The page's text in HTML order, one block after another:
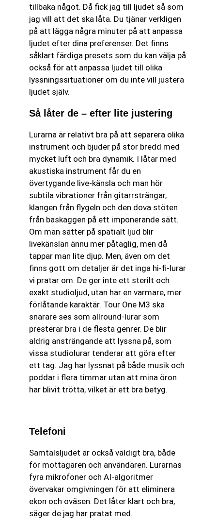
tillbaka något. Då fick jag till ljudet så som
jag vill att det ska låta. Du tjänar verkligen
på att lägga några minuter på att anpassa
ljudet efter dina preferenser. Det finns
såklart färdiga presets som du kan välja på
också för att anpassa ljudet till olika
lyssningssituationer om du inte vill justera
ljudet själv.
Så låter de – efter lite justering
Lurarna är relativt bra på att separera olika
instrument och bjuder på stor bredd med
mycket luft och bra dynamik. I låtar med
akustiska instrument får du en
övertygande live-känsla och man hör
subtila vibrationer från gitarrsträngar,
klangen från flygeln och den dova stöten
från baskaggen på ett imponerande sätt.
Om man sätter på spatialt ljud blir
livekänslan ännu mer påtaglig, men då
tappar man lite djup. Men, även om det
finns gott om detaljer är det inga hi-fi-lurar
vi pratar om. De ger inte ett sterilt och
exakt studioljud, utan har en varmare, mer
förlåtande karaktär. Tour One M3 ska
snarare ses som allround-lurar som
presterar bra i de flesta genrer. De blir
aldrig ansträngande att lyssna på, som
vissa studiolurar tenderar att göra efter
ett tag. Jag har lyssnat på både musik och
poddar i flera timmar utan att mina öron
har blivit trötta, vilket är ett bra betyg.
Telefoni
Samtalsljudet är också väldigt bra, både
för mottagaren och användaren. Lurarnas
fyra mikrofoner och AI-algoritmer
övervakar omgivningen för att eliminera
ekon och oväsen. Det låter klart och bra,
säger de jag har pratat med.